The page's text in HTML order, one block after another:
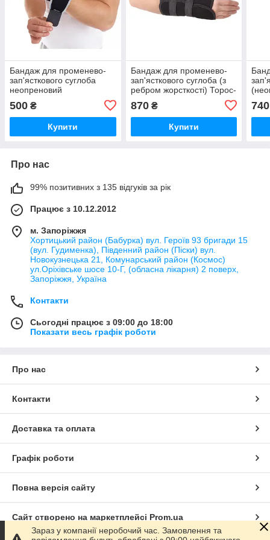
Бандаж для променево-
зап'ясткового суглоба
неопреновий
Group, Тип 500
500 ₴
Купити
Бандаж для променево-
зап'ясткового суглоба (з
ребром жорсткості) Торос-
870₴
Купити
740
Про нас
99% позитивних з 135 відгуків за рік
Працює з 10.12.2012
м. Запоріжжя
Хортицький район (Бабурка) вул. Героїв 93 бригади 15
(вул. Гудименка), Південний район (Піски) вул.
Новокузнецька 21, Комунарський район (Космос)
ул.Оріхівське шосе 10-Г, (обласна лікарня) 2 поверх,
Запоріжжя, Україна
Контакти
Сьогодні працює з 09:00 до 18:00
Показати весь графік роботи
Про нас
Контакти
Доставка та оплата
Графік роботи
Повна версія сайту
Сайт створено на маркетплейсі Prom.ua
Зараз у компанії неробочий час. Замовлення та